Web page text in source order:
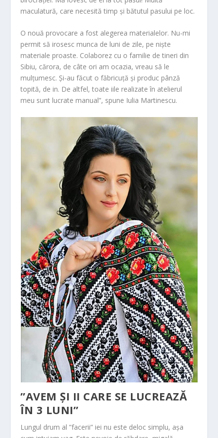
maculatură, care necesită timp și bătutul pasului pe loc.
O nouă provocare a fost alegerea materialelor. Nu-mi
permit să irosesc munca de luni de zile, pe niște
materiale proaste. Colaborez cu o familie de tineri din
Sibiu, cărora, de câte ori am ocazia, vreau să le
mulțumesc. Și-au făcut o făbricuță și produc pânză
topită, de in. De altfel, toate iile realizate în atelierul
meu sunt lucrate manual”, spune Iulia Martinescu.
”AVEM ȘI II CARE SE LUCREAZĂ
ÎN 3 LUNI”
Lungul drum al ”facerii” iei nu este deloc simplu, așa